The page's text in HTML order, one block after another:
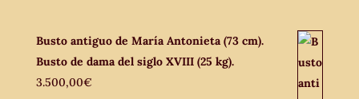
Busto antiguo de María Antonieta (73 cm).
Busto de dama del siglo XVIII (25 kg).
3.500,00€